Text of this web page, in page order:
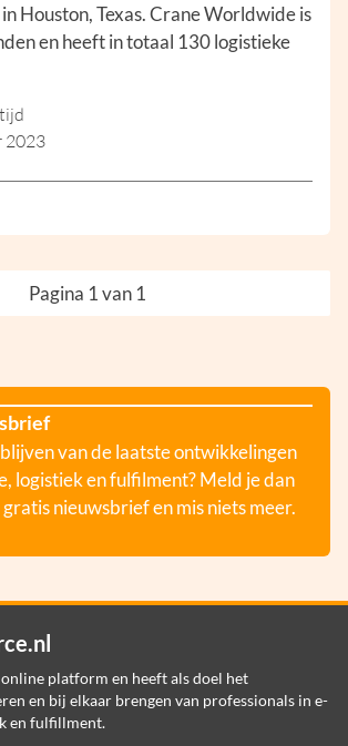
Houston, Texas. Crane Worldwide is
en heeft in totaal 130 logistieke
2023
Pagina 1 van 1
van de laatste ontwikkelingen
logistiek en fulfilment? Meld je dan
nieuwsbrief en mis niets meer.
platform en heeft als doel het
en bij elkaar brengen van professionals in e-
en fulfillment.